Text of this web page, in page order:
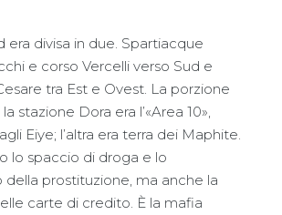
era divisa in due. Spartiacque
e corso Vercelli verso Sud e
tra Est e Ovest. La porzione
stazione Dora era l’«Area 10»,
Eiye; l’altra era terra dei Maphite.
lo spaccio di droga e lo
prostituzione, ma anche la
carte di credito. È la mafia